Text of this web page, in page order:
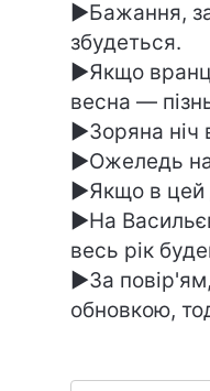
►Бажання,
збудеться.
►Якщо
весна —
►Зоряна ніч
►Ожеледь
►Якщо в цей
►На
весь рік
►За
обновкою,